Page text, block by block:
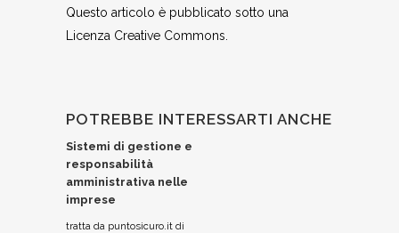
Questo articolo è pubblicato sotto una
Licenza Creative Commons.
POTREBBE INTERESSARTI ANCHE
Sistemi di gestione e
responsabilità
amministrativa nelle
imprese
tratta da puntosicuro.it di